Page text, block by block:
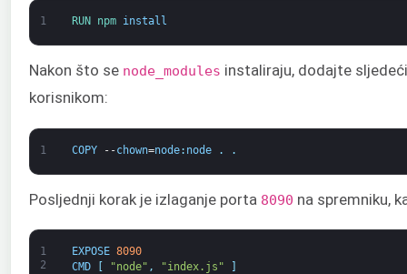
1 RUN npm install
Nakon što se node_modules instaliraju, dodajte
korisnikom:
1 COPY --chown=node: node . .
Posljednji korak je izlaganje porta 8090 na spremniku,
1
2
EXPOSE 8090
CMD
[ "node" , "index.js" ]